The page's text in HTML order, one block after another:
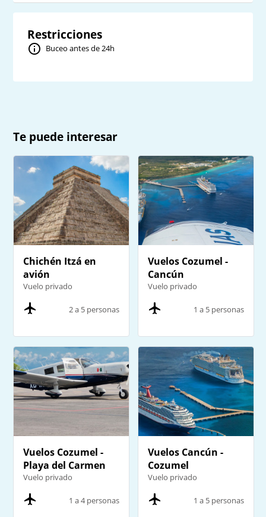
Restricciones
Buceo antes de 24h
Te puede interesar
Chichén Itzá en
avión
Vuelo privado
2 a 5 personas
Vuelos Cozumel -
Cancún
Vuelo privado
1 a 5 personas
Vuelos Cozumel -
Playa del Carmen
Vuelo privado
1 a 4 personas
Vuelos Cancún -
Cozumel
Vuelo privado
1 a 5 personas